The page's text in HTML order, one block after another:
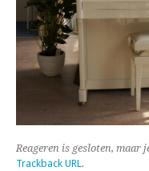
Reageren is gesloten, maar
Trackback URL.